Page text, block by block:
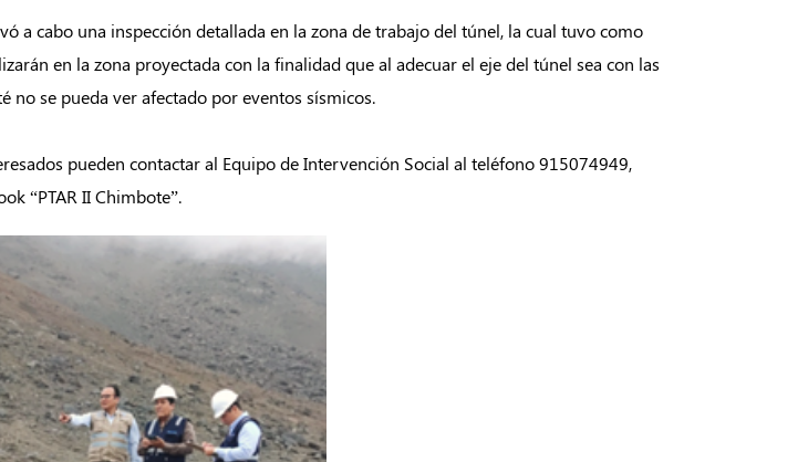
a cabo una inspección detallada en la zona de trabajo del túnel, la cual tuvo como
en la zona proyectada con la finalidad que al adecuar el eje del túnel sea con las
no se pueda ver afectado por eventos sísmicos.
pueden contactar al Equipo de Intervención Social al teléfono 915074949,
“PTAR II Chimbote”.